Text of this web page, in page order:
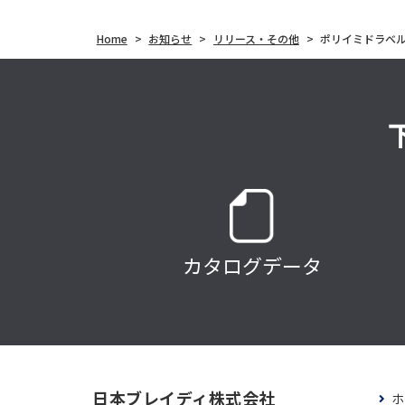
Home > お知らせ > リリース・その他 > ポリイミドラベ
カタログデータ
日本ブレイディ株式会社